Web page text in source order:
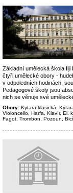
Základní umělecká škola
čtyři umělecké obory -
v odpoledních hodinách,
Pedagogové školy jsou
nich se věnuje své
Obory: Kytara klasická,
Violoncello, Harfa, Klavír, El.
Fagot, Trombon, Pozoun,